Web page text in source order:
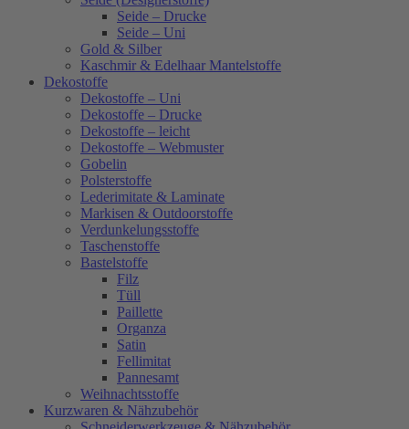
Seide – Drucke
Seide – Uni
Gold & Silber
Kaschmir & Edelhaar Mantelstoffe
Dekostoffe
Dekostoffe – Uni
Dekostoffe – Drucke
Dekostoffe – leicht
Dekostoffe – Webmuster
Gobelin
Polsterstoffe
Lederimitate & Laminate
Markisen & Outdoorstoffe
Verdunkelungsstoffe
Taschenstoffe
Bastelstoffe
Filz
Tüll
Paillette
Organza
Satin
Fellimitat
Pannesamt
Weihnachtsstoffe
Kurzwaren & Nähzubehör